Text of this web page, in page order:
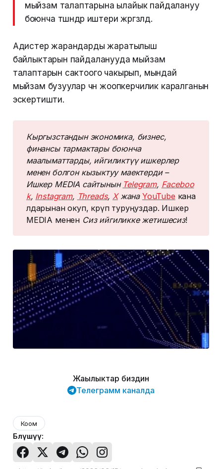
мыйзам талаптарына ылайык пайдалануу
боюнча түшүндүрүү иштери жүргүзүлдү.
Адистер жарандарды жаратылыш
байлыктарын пайдаланууда мыйзам
талаптарын сактоого чакырып, мындай
мыйзам бузуулар үчүн жоопкерчилик каралганын
эскертишти.
Кыргызстандын экономика, бизнес,
финансы тармактары боюнча
маалыматтарды, ийгиликтүү ишкерлер
менен болгон кызыктуу маектерди –
Ишкер MEDIA сайтынын Telegram, Faceboo
k, Instagram, Threads, Х жана YouTube кана
лдарынан окуп, көрүп туруңуздар. Ишкер
MEDIA менен Сиз ийгиликке жетишесиз!
Жаңылыктар биздин
Телеграмм каналда
Коом
Бөлүшүү: